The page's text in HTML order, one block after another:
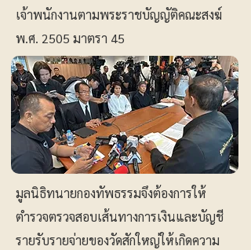
เจ้าพนักงานตามพระราชบัญญัติคณะสงฆ์
พ.ศ. 2505 มาตรา 45
มูลนิธิทนายกองทัพธรรมจึงต้องการให้
ตำรวจตรวจสอบเส้นทางการเงินและบัญชี
รายรับรายจ่ายของวัดสักใหญ่ให้เกิดความ